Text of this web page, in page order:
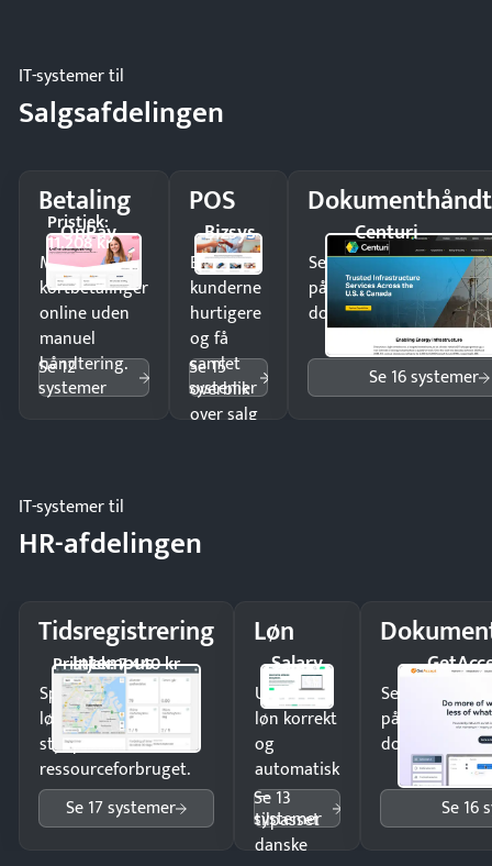
IT-systemer til
Salgsafdelingen
Betaling
OnPay
Pristjek:
11.208 kr
Modtag
kortbetalinger
online uden
manuel
håndtering.
Se 12
systemer
POS
Bizsys
Ekspedér
kunderne
hurtigere
og få
samlet
overblik
over salg
Se 15
systemer
Centuri
Send kontrakter til
på minutter og mist
dokumenter.
Se 16 systemer
IT-systemer til
HR-afdelingen
Tidsregistrering
Intempus
Pristjek: 7.440 kr
Spar tid på
lønberegning og få
styr på
ressourceforbruget.
Se 17 systemer
Løn
Salary
Udbetal
løn korrekt
og
automatisk
—
tilpasset
danske
Se 13
systemer
Send
på minutter
dokumenter.
Se 16